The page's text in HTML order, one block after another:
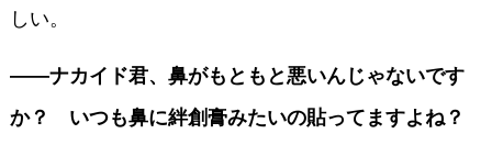
しい。
――ナカイド君、鼻がもともと悪いんじゃないです
か？ いつも鼻に絆創膏みたいの貼ってますよね？